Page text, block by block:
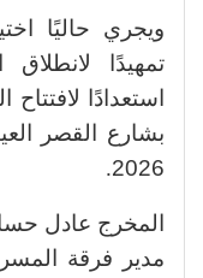
ويجري حاليًا
تمهيدًا لانطلاق
استعدادًا
بشارع القصر
2026
.
المخرج عادل
مدير فرقة